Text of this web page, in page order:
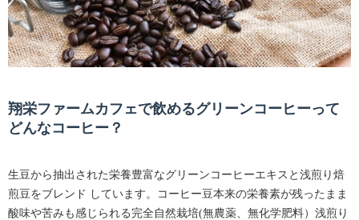
翔栄ファームカフェで飲めるグリーンコーヒーって
どんなコーヒー？
生豆から抽出された栄養豊富なグリーンコーヒーエキスと浅煎り焙
煎豆をブレンド しています。コーヒー豆本来の栄養素が残ったまま
酸味や苦みも感じられる完全自然栽培(無農薬、無化学肥料）浅煎り